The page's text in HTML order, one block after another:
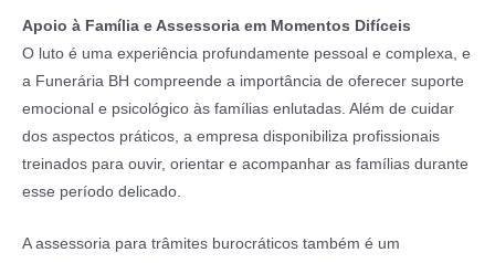
Apoio à Família e Assessoria em Momentos Difíceis
O luto é uma experiência profundamente pessoal e complexa, e
a Funerária BH compreende a importância de oferecer suporte
emocional e psicológico às famílias enlutadas. Além de cuidar
dos aspectos práticos, a empresa disponibiliza profissionais
treinados para ouvir, orientar e acompanhar as famílias durante
esse período delicado.
A assessoria para trâmites burocráticos também é um